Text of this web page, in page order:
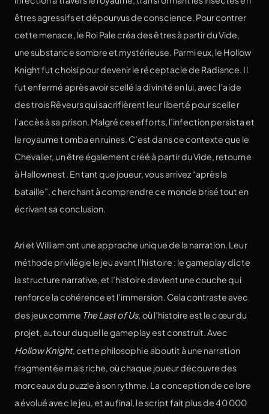
êtres agressifs et dépourvus de conscience. Pour contrer
cette menace, le Roi Pale créa des êtres à partir du Vide,
une substance sombre et mystérieuse. Parmi eux, le Hollow
Knight fut choisi pour devenir le réceptacle de Radiance. Il
fut enfermé après avoir scellé la divinité en lui, avec l’aide
des trois Rêveurs qui sacrifièrent leur liberté pour sceller
l’accès à sa prison. Malgré ces efforts, l’infection persista et
le royaume tomba en ruines. C’est dans ce contexte que le
Chevalier, un être également créé à partir du Vide, retourne
à Hallownest. En tant que joueur, vous arrivez “après la
bataille”, cherchant à comprendre ce monde brisé tout en
écrivant sa conclusion.
Ari et William ont une approche unique de la narration. Leur
méthode privilégie le jeu avant l’histoire : le gameplay dicte
la structure narrative, et l’histoire devient une couche qui
renforce la cohérence et l’immersion. Cela contraste avec
des jeux comme The Last of Us, où l’histoire est le cœur du
projet, autour duquel le gameplay est construit. Avec
Hollow Knight, cette philosophie aboutit à une narration
fragmentée mais riche, où chaque joueur découvre des
morceaux du puzzle à son rythme. La conception de ce lore
a évolué avec le jeu, et au final, le script fait plus de 40 000